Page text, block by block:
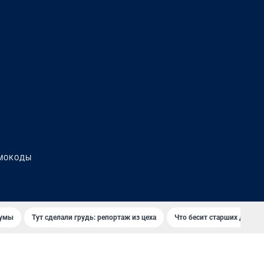
Тут сделали грудь: репортаж из цеха Что бесит старших детей